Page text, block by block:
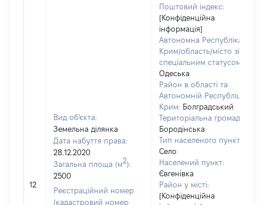
12
Вид об'єкта:
Земельна ділянка
Дата набуття права:
28.12.2020
Загальна площа (м2):
2500
Реєстраційний номер
(кадастровий номер
Поштовий індекс:
[Конфіденційна
інформація]
Автономна Республіка
Крим/область/місто зі
спеціальним статусом:
Одеська
Район в області та
Автономній Республіці
Крим: Болградський
Територіальна громада:
Бородінська
Тип населеного пункту:
Село
Населений пункт:
Євгенівка
Район у місті:
[Конфіденційна